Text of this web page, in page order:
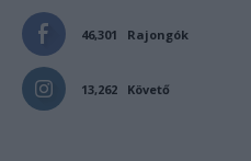
46,301 Rajongók
13,262 Követő